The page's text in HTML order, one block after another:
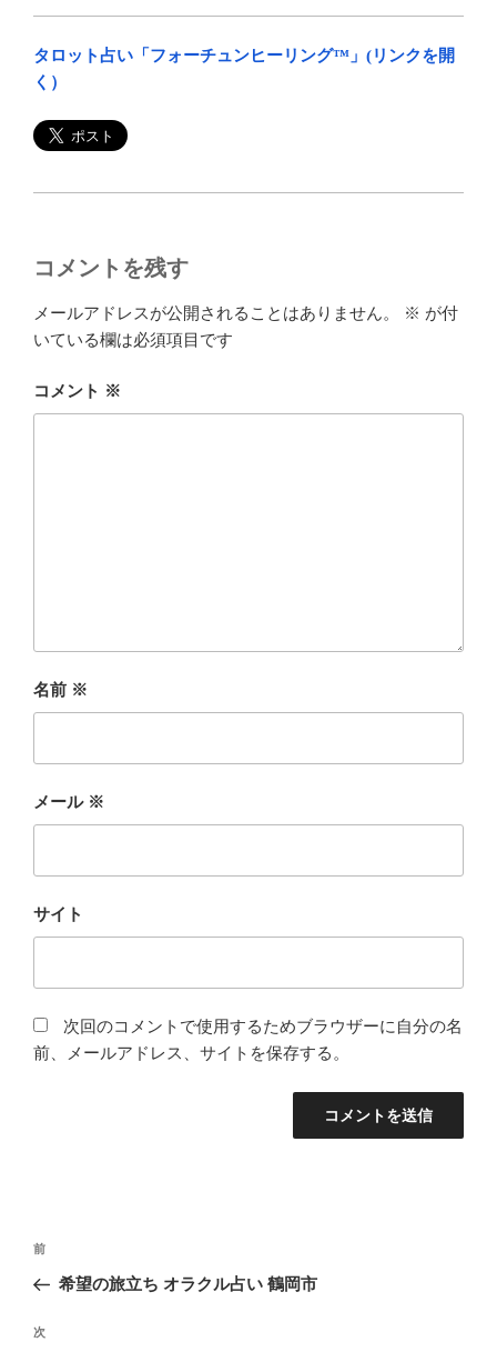
タロット占い「フォーチュンヒーリング™」(リンクを開
く）
コメントを残す
メールアドレスが公開されることはありません。 ※ が付
いている欄は必須項目です
コメント ※
名前 ※
メール ※
サイト
次回のコメントで使用するためブラウザーに自分の名
前、メールアドレス、サイトを保存する。
投
ビ
前
の
稿
前
希望の旅立ち オラクル占い 鶴岡市
次
次